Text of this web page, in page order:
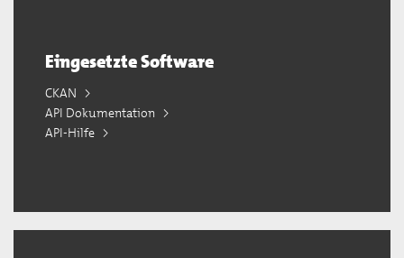
Eingesetzte Software
CKAN
API Dokumentation
API-Hilfe